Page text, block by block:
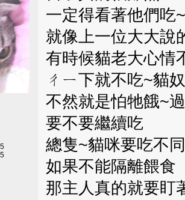
一定得看著他們吃
就像上一位大大說
有時候貓老大心情
ㄔㄧ下就不吃~貓
不然就是怕牠餓~
要不要繼續吃
總隻~貓咪要吃不
如果不能隔離餵食
那主人真的就要盯